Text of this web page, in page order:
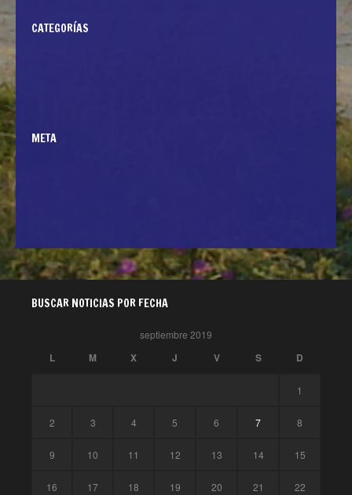
CATEGORÍAS
META
BUSCAR NOTICIAS POR FECHA
septiembre 2019
L M X J V S D
1
2 3 4 5 6 7 8
9 10 11 12 13 14 15
16 17 18 19 20 21 22